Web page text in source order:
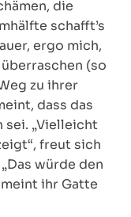
die
schafft’s
ergo mich,
(so
zu ihrer
dass das
sei. „Vielleicht
freut sich
würde den
ihr Gatte